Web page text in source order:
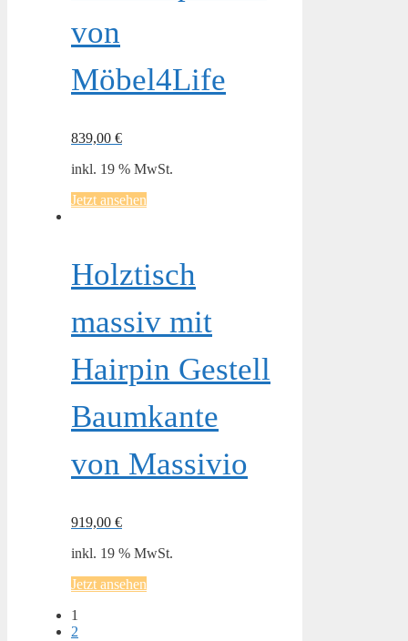
von
Möbel4Life
839,00 €
inkl. 19 % MwSt.
Jetzt ansehen
Holztisch
massiv mit
Hairpin Gestell
Baumkante
von Massivio
919,00 €
inkl. 19 % MwSt.
Jetzt ansehen
1
2